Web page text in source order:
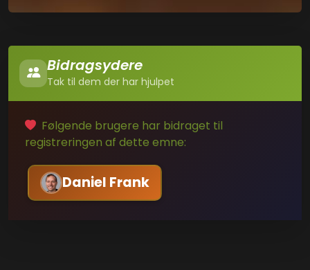
Bidragsydere
Tak til dem der har hjulpet
Følgende brugere har bidraget til
registreringen af dette emne:
Daniel Frank